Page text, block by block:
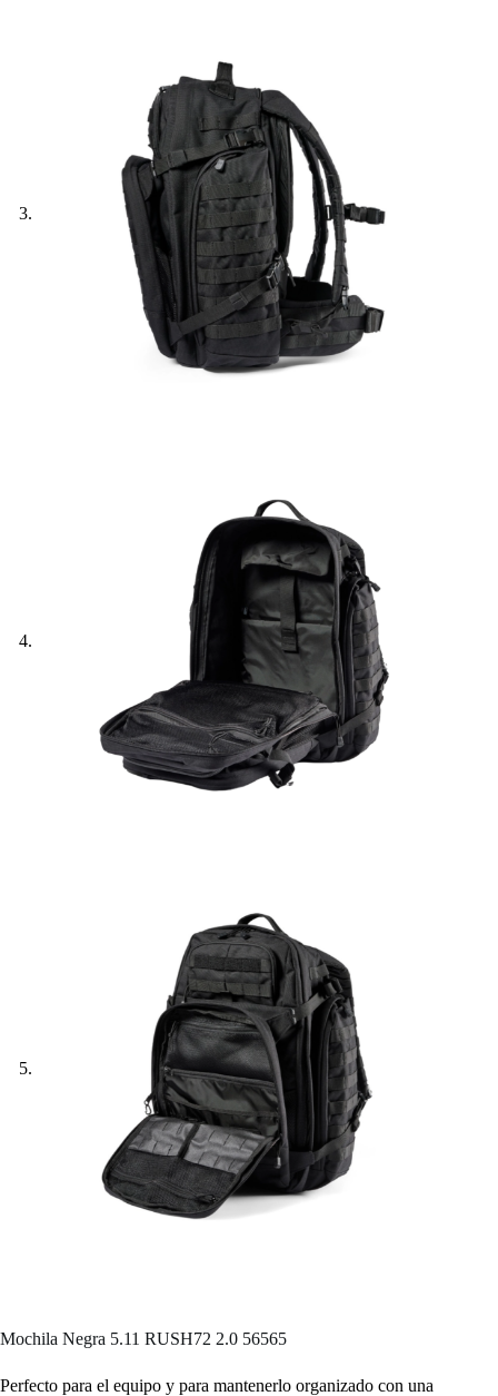
Mochila Negra 5.11 RUSH72 2.0 56565
Perfecto para el equipo y para mantenerlo organizado con una